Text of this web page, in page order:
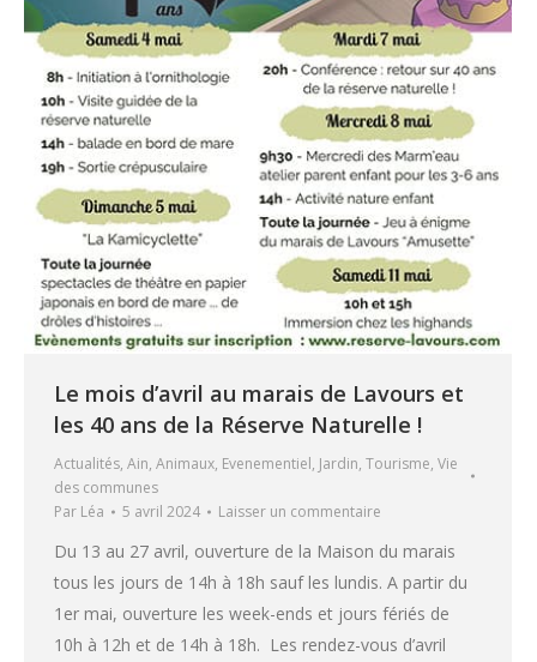
Le mois d’avril au marais de Lavours et
les 40 ans de la Réserve Naturelle !
Actualités, Ain, Animaux, Evenementiel, Jardin, Tourisme, Vie
des communes
Par Léa 5 avril 2024 Laisser un commentaire
Du 13 au 27 avril, ouverture de la Maison du marais
tous les jours de 14h à 18h sauf les lundis. A partir du
1er mai, ouverture les week-ends et jours fériés de
10h à 12h et de 14h à 18h. Les rendez-vous d’avril